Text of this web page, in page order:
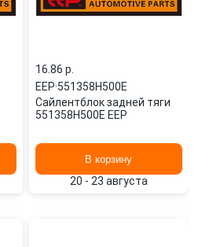
16.86 p.
EEP·551358H500E
Сайлентблок задней тяги
551358H500E EEP
В корзину
20 - 23 августа